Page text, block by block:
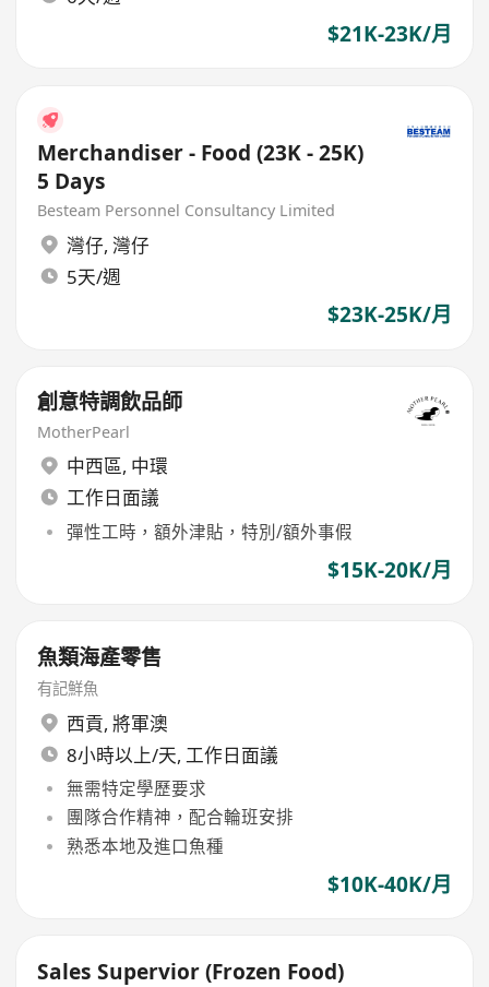
$21K-23K/月
Merchandiser - Food (23K - 25K)
5 Days
Besteam Personnel Consultancy Limited
灣仔, 灣仔
5天/週
$23K-25K/月
創意特調飲品師
MotherPearl
中西區, 中環
工作日面議
彈性工時，額外津貼，特別/額外事假
$15K-20K/月
魚類海產零售
有記鮮魚
西貢, 將軍澳
8小時以上/天, 工作日面議
無需特定學歷要求
團隊合作精神，配合輪班安排
熟悉本地及進口魚種
$10K-40K/月
Sales Supervior (Frozen Food)